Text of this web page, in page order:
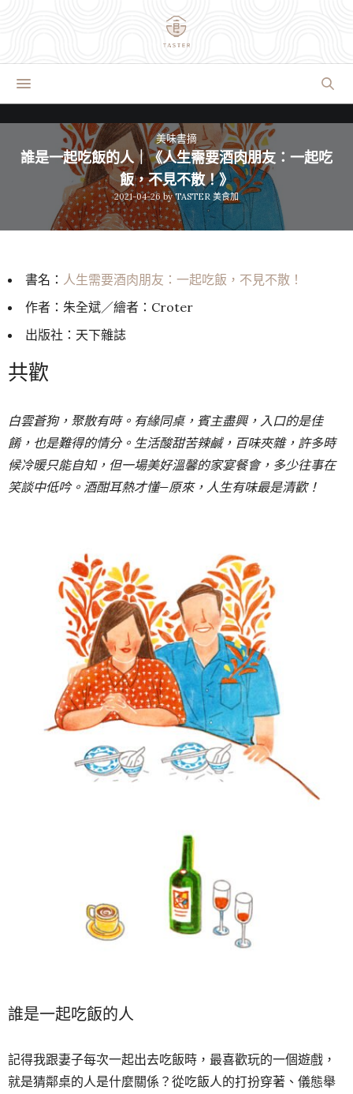
美味書摘
誰是一起吃飯的人｜《人生需要酒肉朋友：一起吃
飯，不見不散！》
2021-04-26 by TASTER 美食加
書名： 人生需要酒肉朋友：一起吃飯，不見不散！
作者：朱全斌／繪者：Croter
出版社：天下雜誌
共歡
白雲蒼狗，聚散有時。有緣同桌，賓主盡興，入口的是佳
餚，也是難得的情分。生活酸甜苦辣鹹，百味夾雜，許多時
候冷暖只能自知，但一場美好溫馨的家宴餐會，多少往事在
笑談中低吟。酒酣耳熱才懂—原來，人生有味最是清歡！
誰是一起吃飯的人
記得我跟妻子每次一起出去吃飯時，最喜歡玩的一個遊戲，
就是猜鄰桌的人是什麼關係？從吃飯人的打扮穿著、儀態舉